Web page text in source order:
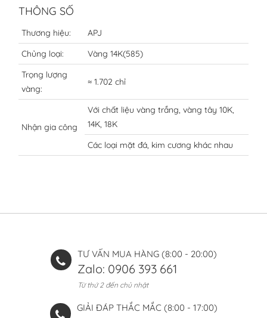
THÔNG SỐ
Thương hiệu:
APJ
Chủng loại:
Vàng 14K(585)
Trọng lượng
vàng:
≈ 1.702 chỉ
Nhận gia công
Với chất liệu vàng trắng, vàng tây 10K,
14K, 18K
Các loại mặt đá, kim cương khác nhau
TƯ VẤN MUA HÀNG (8:00 - 20:00)
Zalo: 0906 393 661
Từ thứ 2 đến chủ nhật
GIẢI ĐÁP THẮC MẮC (8:00 - 17:00)